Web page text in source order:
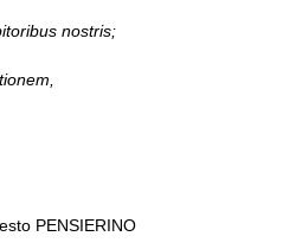
nostris;
PENSIERINO